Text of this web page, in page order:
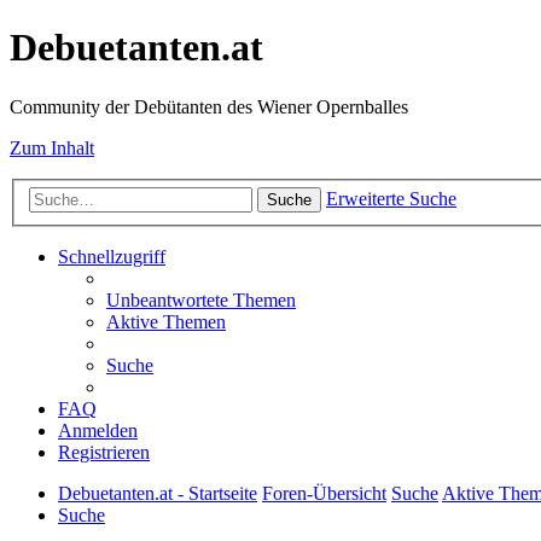
Debuetanten.at
Community der Debütanten des Wiener Opernballes
Zum Inhalt
Suche Erweiterte Suche
Schnellzugriff
Unbeantwortete Themen
Aktive Themen
Suche
FAQ
Anmelden
Registrieren
Debuetanten.at - Startseite Foren-Übersicht SucheAktive
Suche